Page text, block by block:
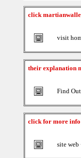
click
visit
their explanation
Find
click for more
site